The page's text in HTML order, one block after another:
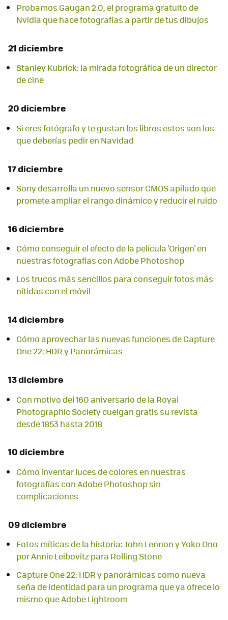
Probamos Gaugan 2.0, el programa gratuito de
Nvidia que hace fotografías a partir de tus dibujos
21 diciembre
Stanley Kubrick: la mirada fotográfica de un director
de cine
20 diciembre
Si eres fotógrafo y te gustan los libros estos son los
que deberías pedir en Navidad
17 diciembre
Sony desarrolla un nuevo sensor CMOS apilado que
promete ampliar el rango dinámico y reducir el ruido
16 diciembre
Cómo conseguir el efecto de la película 'Origen' en
nuestras fotografías con Adobe Photoshop
Los trucos más sencillos para conseguir fotos más
nítidas con el móvil
14 diciembre
Cómo aprovechar las nuevas funciones de Capture
One 22: HDR y Panorámicas
13 diciembre
Con motivo del 160 aniversario de la Royal
Photographic Society cuelgan gratis su revista
desde 1853 hasta 2018
10 diciembre
Cómo inventar luces de colores en nuestras
fotografías con Adobe Photoshop sin
complicaciones
09 diciembre
Fotos míticas de la historia: John Lennon y Yoko Ono
por Annie Leibovitz para Rolling Stone
Capture One 22: HDR y panorámicas como nueva
seña de identidad para un programa que ya ofrece lo
mismo que Adobe Lightroom